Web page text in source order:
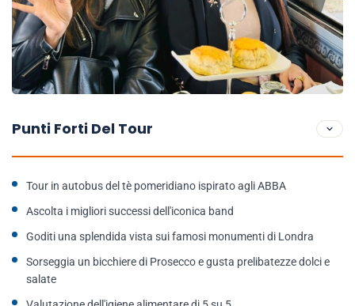
Punti Forti Del Tour
Tour in autobus del tè pomeridiano ispirato agli ABBA
Ascolta i migliori successi dell'iconica band
Goditi una splendida vista sui famosi monumenti di Londra
Sorseggia un bicchiere di Prosecco e gusta prelibatezze dolci e
salate